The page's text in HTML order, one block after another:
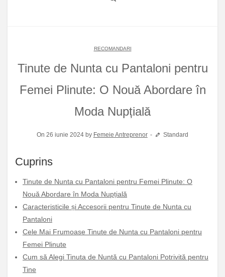
RECOMANDARI
Tinute de Nunta cu Pantaloni pentru
Femei Plinute: O Nouă Abordare în
Moda Nupțială
On 26 iunie 2024 by Femeie Antreprenor Standard
Cuprins
Tinute de Nunta cu Pantaloni pentru Femei Plinute: O
Nouă Abordare în Moda Nupțială
Caracteristicile și Accesorii pentru Tinute de Nunta cu
Pantaloni
Cele Mai Frumoase Tinute de Nunta cu Pantaloni pentru
Femei Plinute
Cum să Alegi Tinuta de Nuntă cu Pantaloni Potrivită pentru
Tine